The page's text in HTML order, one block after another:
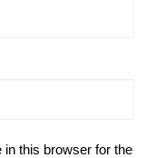
this browser for the